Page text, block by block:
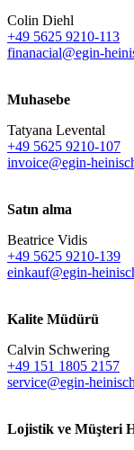
Colin Diehl
+49 5625 9210-113
finanacial@egin-
Muhasebe
Tatyana Levental
+49 5625 9210-107
invoice@egin-
Satın alma
Beatrice Vidis
+49 5625 9210-139
einkauf@egin-
Kalite Müdürü
Calvin Schwering
+49 151 1805 2157
service@egin-
Lojistik ve Müşteri